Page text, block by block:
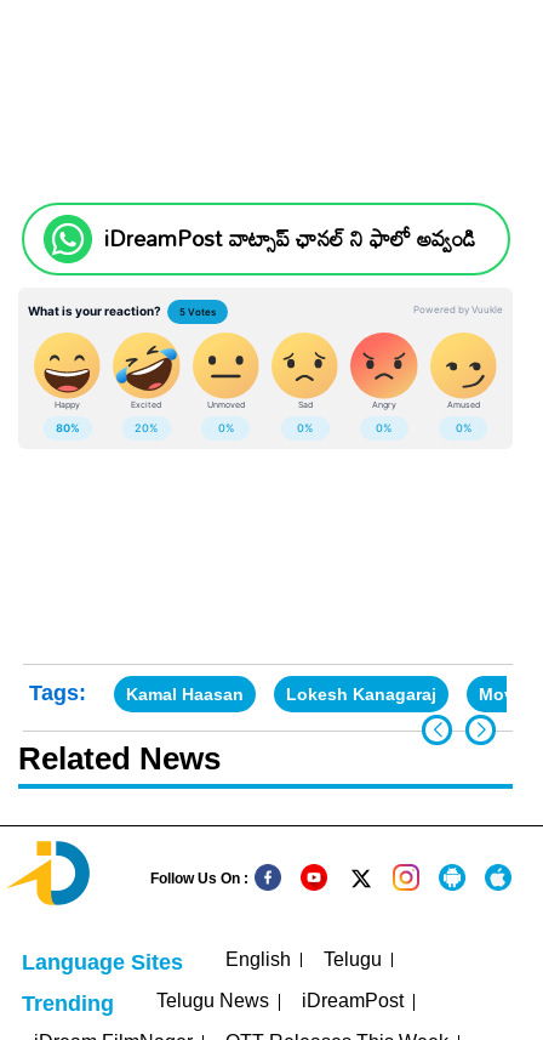
iDreamPost వాట్సాప్ ఛానల్ ని ఫాలో అవ్వండి
Tags: Kamal Haasan Lokesh Kanagaraj Movie
Related News
Follow Us On :
Language Sites English Telugu
Trending Telugu News
iDreamPost